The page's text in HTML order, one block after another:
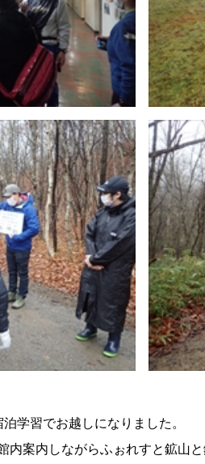
学習でお越しになりました。
内案内しながらふぉれすと鉱山